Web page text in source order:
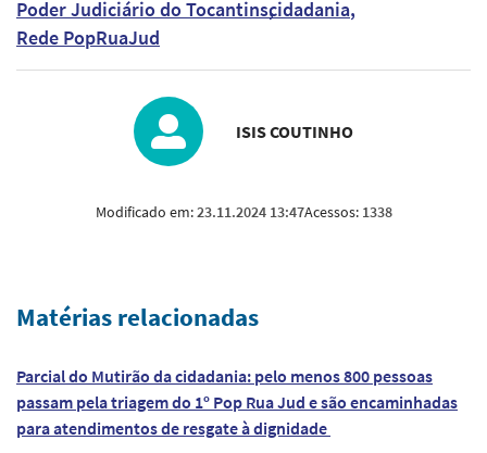
Poder Judiciário do Tocantinscidadania
Rede PopRuaJud
ISIS COUTINHO
Modificado em:23.11.2024 13:47Acessos: 1338
Matérias relacionadas
Parcial do Mutirão da cidadania: pelo menos 800 pessoas
passam pela triagem do 1º Pop Rua Jud e são encaminhadas
para atendimentos de resgate à dignidade